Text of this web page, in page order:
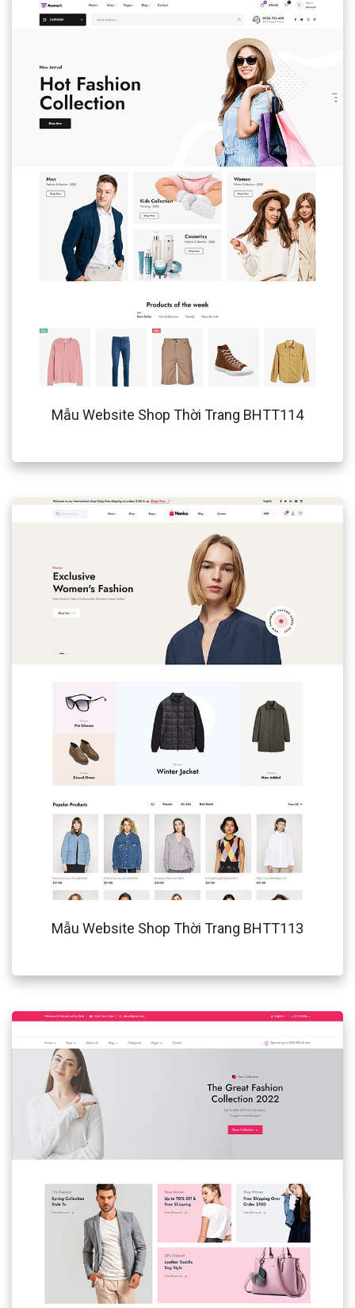
Mẫu Website Shop Thời Trang BHTT114
Mẫu Website Shop Thời Trang BHTT113